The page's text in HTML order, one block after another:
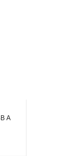
A